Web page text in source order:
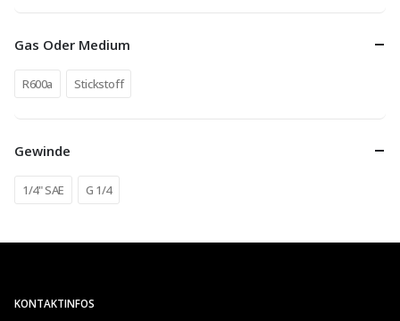
Gas Oder Medium
R600a Stickstoff
Gewinde
1/4" SAE G 1/4
KONTAKTINFOS